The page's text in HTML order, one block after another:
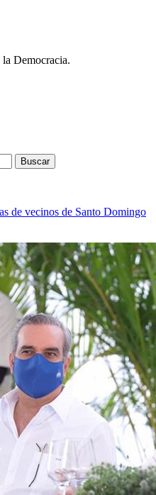
Democracia.
de vecinos de Santo Domingo